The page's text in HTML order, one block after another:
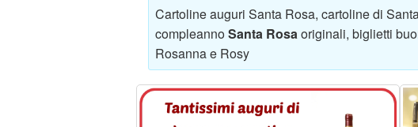
Cartoline auguri Santa Rosa, cartoline di
compleannoSanta Rosa originali, biglietti
Rosanna e Rosy